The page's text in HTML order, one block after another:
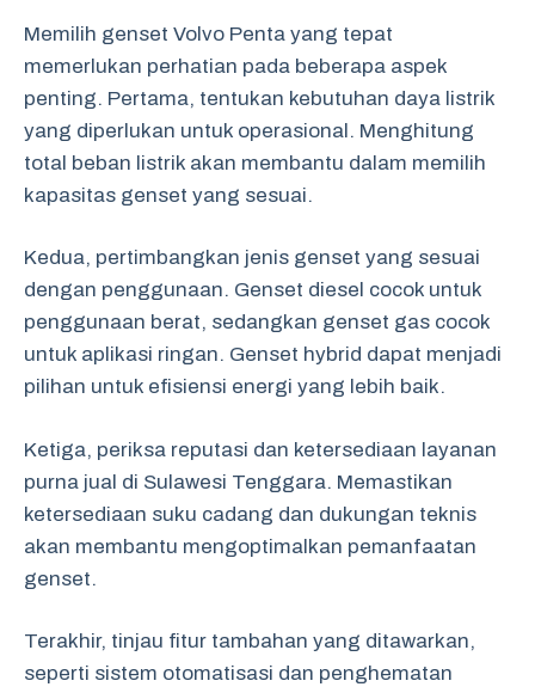
Memilih genset Volvo Penta yang tepat
memerlukan perhatian pada beberapa aspek
penting. Pertama, tentukan kebutuhan daya listrik
yang diperlukan untuk operasional. Menghitung
total beban listrik akan membantu dalam memilih
kapasitas genset yang sesuai.
Kedua, pertimbangkan jenis genset yang sesuai
dengan penggunaan. Genset diesel cocok untuk
penggunaan berat, sedangkan genset gas cocok
untuk aplikasi ringan. Genset hybrid dapat menjadi
pilihan untuk efisiensi energi yang lebih baik.
Ketiga, periksa reputasi dan ketersediaan layanan
purna jual di Sulawesi Tenggara. Memastikan
ketersediaan suku cadang dan dukungan teknis
akan membantu mengoptimalkan pemanfaatan
genset.
Terakhir, tinjau fitur tambahan yang ditawarkan,
seperti sistem otomatisasi dan penghematan